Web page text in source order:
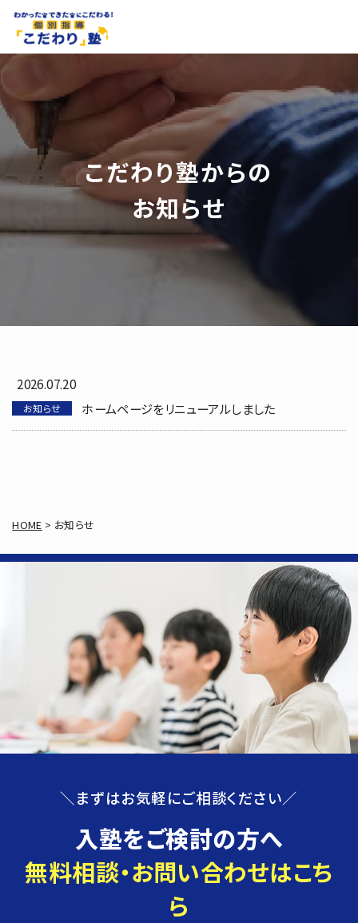
こだわり塾からの
お知らせ
2026.07.20
お知らせ ホームページをリニューアルしました
HOME > お知らせ
＼まずはお気軽にご相談ください／
入塾をご検討の方へ
無料相談・お問い合わせはこち
ら